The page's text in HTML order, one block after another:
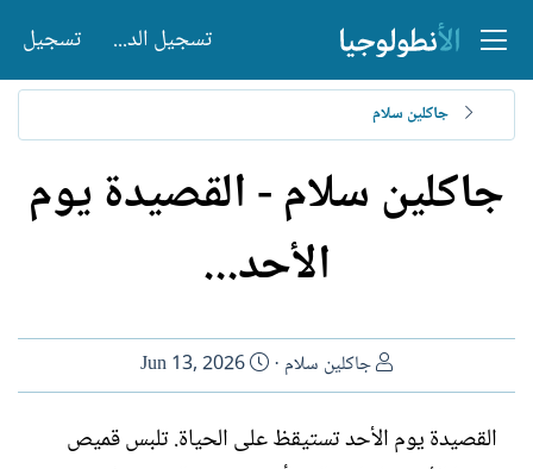
تسجيل الدخول تسجيل
جاكلين سلام
جاكلين سلام - القصيدة يوم
الأحد...
ا
ل
ك
ا
جاكلين سلام
ت
ا
ي
Jun 13, 2026
القصيدة يوم الأحد تستيقظ على الحياة. تلبس قميص